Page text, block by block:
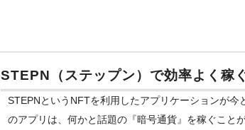
STEPN（ステップン）で効率よく稼
STEPNというNFTを利用したアプリケーションが今
のアプリは、何かと話題の『暗号通貨』を稼ぐこと